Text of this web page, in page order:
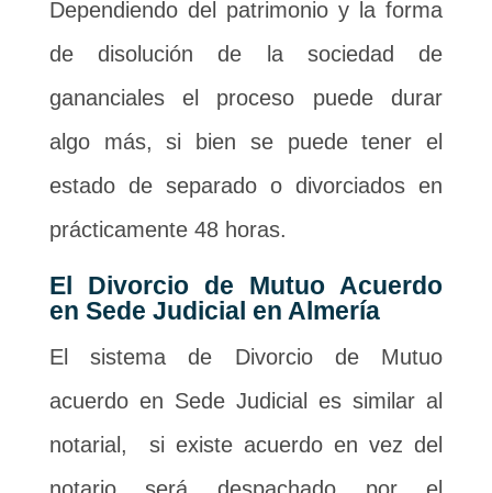
Dependiendo del patrimonio y la forma
de disolución de la sociedad de
gananciales el proceso puede durar
algo más, si bien se puede tener el
estado de separado o divorciados en
prácticamente 48 horas.
El Divorcio de Mutuo Acuerdo
en Sede Judicial en Almería
El sistema de Divorcio de Mutuo
acuerdo en Sede Judicial es similar al
notarial, si existe acuerdo en vez del